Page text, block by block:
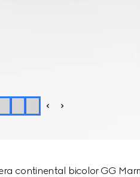
continental bicolor GG